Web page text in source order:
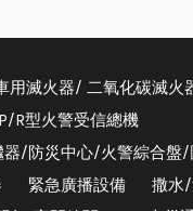
用滅火器/ 二氧化碳滅火
P/R型火警受信總機
器/防災中心/火警綜合盤
緊急廣播設備 撒水